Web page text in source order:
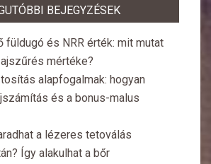
BEJEGYZÉSEK
füldugó és NRR érték: mit mutat
mértéke?
alapfogalmak: hogyan
és a bonus-malus
a lézeres tetoválás
Így alakulhat a bőr